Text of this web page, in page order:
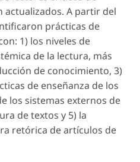
A partir del
prácticas de
1) los niveles de
de la lectura, más
de conocimiento, 3)
de enseñanza de los
los sistemas externos de
de textos y 5) la
retórica de artículos de